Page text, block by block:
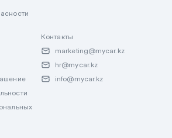
Контакты
marketing@mycar.kz
hr@mycar.kz
info@mycar.kz